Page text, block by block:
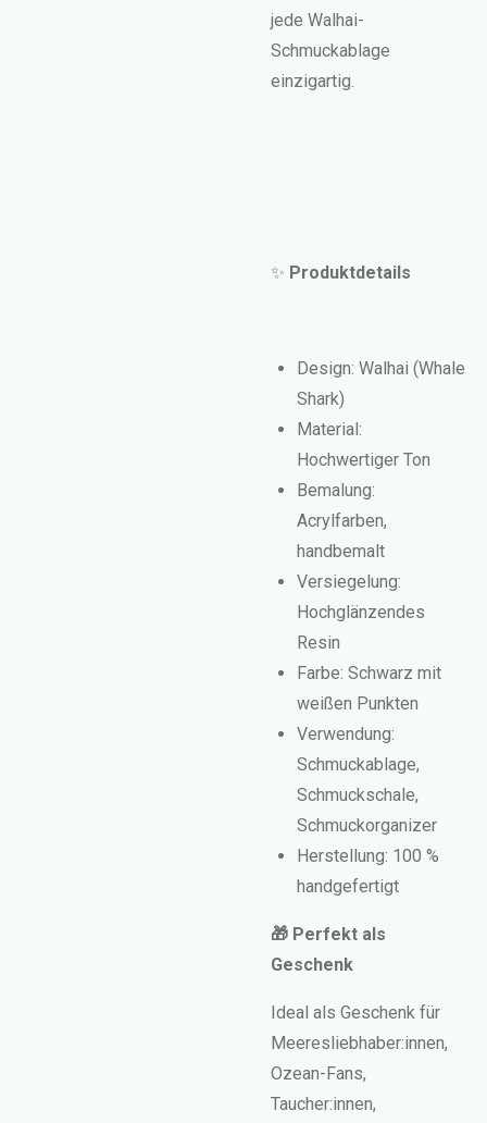
jede Walhai-
Schmuckablage
einzigartig.
✨ Produktdetails
Design: Walhai (Whale
Shark)
Material:
Hochwertiger Ton
Bemalung:
Acrylfarben,
handbemalt
Versiegelung:
Hochglänzendes
Resin
Farbe: Schwarz mit
weißen Punkten
Verwendung:
Schmuckablage,
Schmuckschale,
Schmuckorganizer
Herstellung: 100 %
handgefertigt
🎁 Perfekt als
Geschenk
Ideal als Geschenk für
Meeresliebhaber:innen,
Ozean-Fans,
Taucher:innen,